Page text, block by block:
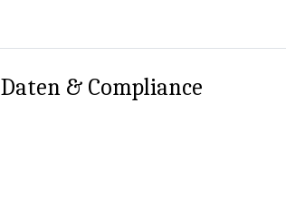
Daten & Compliance